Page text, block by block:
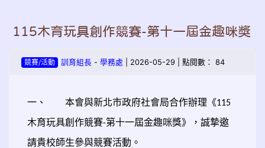
115木育玩具創作競賽-第十一屆金趣咪獎
競賽/活動 訓育組長- 學務處 | 2026-05-29 | 點閱數： 84
一、 本會與新北市政府社會局合作辦理《115
木育玩具創作競賽-第十一屆金趣咪獎》，誠摯邀
請貴校師生參與競賽活動。